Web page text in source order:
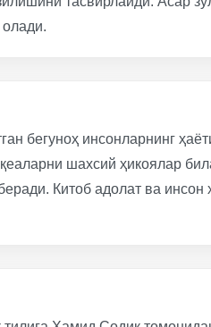
олади.
бегуноҳ инсонларнинг
шахсий ҳикоялар
Китоб адолат ва